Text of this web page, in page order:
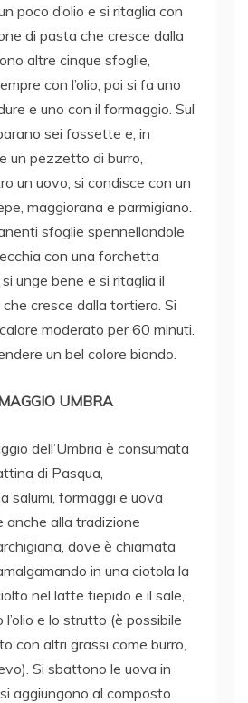
poco d’olio e si ritaglia con
di pasta che cresce dalla
altre cinque sfoglie,
con l’olio, poi si fa uno
e uno con il formaggio. Sul
sei fossette e, in
un pezzetto di burro,
un uovo; si condisce con un
maggiorana e parmigiano.
sfoglie spennellandole
con una forchetta
unge bene e si ritaglia il
cresce dalla tortiera. Si
moderato per 60 minuti.
un bel colore biondo.
UMBRA
dell’Umbria è consumata
di Pasqua,
salumi, formaggi e uova
anche alla tradizione
dove è chiamata
in una ciotola la
nel latte tiepido e il sale,
e lo strutto (è possibile
con altri grassi come burro,
Si sbattono le uova in
aggiungono al composto